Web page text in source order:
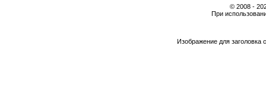
© 2008 -
При
Изображение для